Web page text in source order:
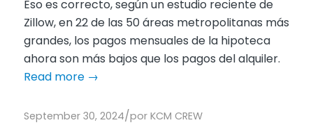
Eso es correcto, según un estudio reciente de
Zillow, en 22 de las 50 áreas metropolitanas más
grandes, los pagos mensuales de la hipoteca
ahora son más bajos que los pagos del alquiler.
Read more→
September 30, 2024/por KCM CREW